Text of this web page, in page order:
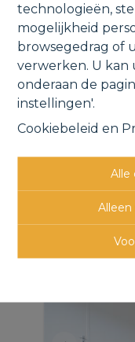
technologieën,
mogelijkheid
browsegedrag of
verwerken. U kan
onderaan de
instellingen'.
Cookiebeleid en
Alle
Alleen
VERHUURD
Andere
panden